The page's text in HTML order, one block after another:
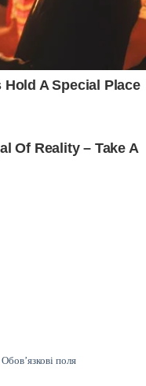
Обов’язкові поля